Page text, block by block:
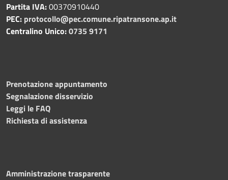
Partita IVA:00370910440
PEC: protocollo@pec.comune.ripatransone.ap.it
Centralino Unico:0735 9171
Prenotazione appuntamento
Segnalazione disservizio
Leggi le FAQ
Richiesta di assistenza
Amministrazione trasparente